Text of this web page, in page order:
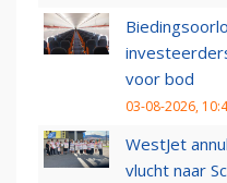
voor bod
03-08-2026,
WestJet
vlucht naar